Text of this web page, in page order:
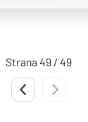
Strana 49 / 49